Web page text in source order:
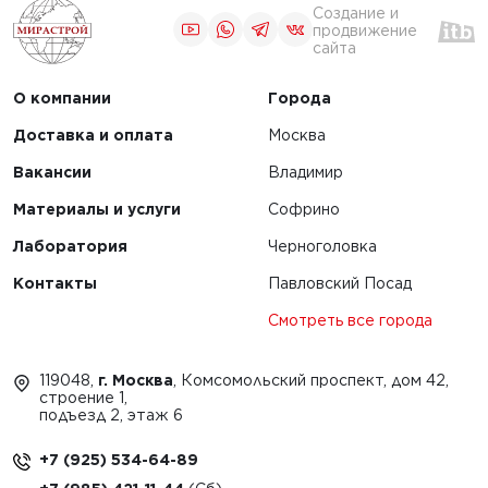
и их
аэродромов
1
Создание и
продвижение
сайта
О компании
Доставка и оплата
Вакансии
Материалы и услуги
Лаборатория
Контакты
Города
Москва
Владимир
Софрино
Черноголовка
Павловский Посад
Смотреть все города
119048, г. Москва , Комсомольский проспект, дом 42,
строение 1,
подъезд 2, этаж 6
+7 (925) 534-64-89